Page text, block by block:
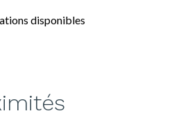
disponibles